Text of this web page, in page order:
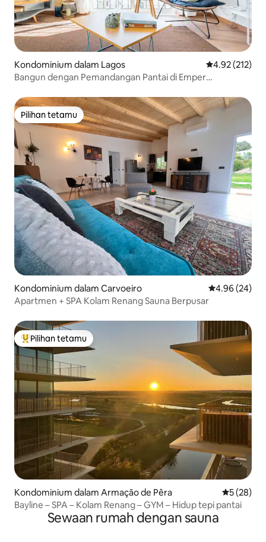
Kondominium dalam Lagos Penarafan
4.92 (212)
Bangun dengan Pemandangan Pantai di Emper
Pilihan tetamu
Pilihan tetamu
Kondominium dalam Carvoeiro Penarafan
4.96 (24)
Apartmen + SPA Kolam Renang Sauna Berpusar
Pilihan utama tetamu
Pilihan tetamu
Kondominium dalam Armação de Pêra Penarafan
5 (28)
Bayline – SPA – Kolam Renang – GYM – Hidup tepi pantai
Sewaan rumah dengan sauna